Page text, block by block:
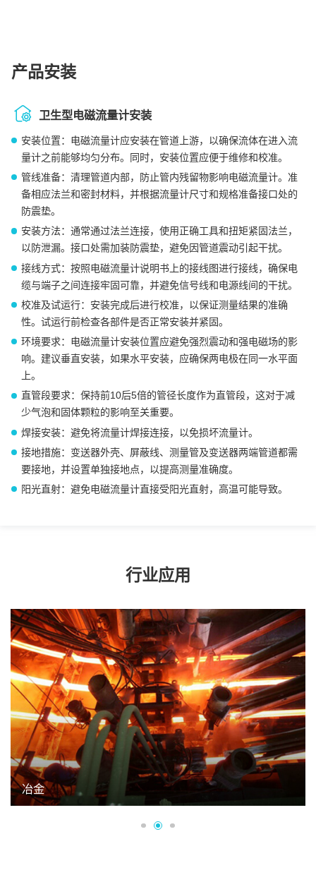
产品安装
卫生型电磁流量计安装
安装位置：电磁流量计应安装在管道上游，以确保流体在进入流
量计之前能够均匀分布。同时，安装位置应便于维修和校准。
管线准备：清理管道内部，防止管内残留物影响电磁流量计。准
备相应法兰和密封材料，并根据流量计尺寸和规格准备接口处的
防震垫。
安装方法：通常通过法兰连接，使用正确工具和扭矩紧固法兰，
以防泄漏。接口处需加装防震垫，避免因管道震动引起干扰。
接线方式：按照电磁流量计说明书上的接线图进行接线，确保电
缆与端子之间连接牢固可靠，并避免信号线和电源线间的干扰。
校准及试运行：安装完成后进行校准，以保证测量结果的准确
性。试运行前检查各部件是否正常安装并紧固。
环境要求：电磁流量计安装位置应避免强烈震动和强电磁场的影
响。建议垂直安装，如果水平安装，应确保两电极在同一水平面
上。
直管段要求：保持前10后5倍的管径长度作为直管段，这对于减
少气泡和固体颗粒的影响至关重要。
焊接安装：避免将流量计焊接连接，以免损坏流量计。
接地措施：变送器外壳、屏蔽线、测量管及变送器两端管道都需
要接地，并设置单独接地点，以提高测量准确度。
阳光直射：避免电磁流量计直接受阳光直射，高温可能导致。
行业应用
冶金